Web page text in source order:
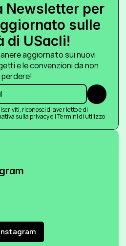
Newsletter per
sulle
di USacli!
aggiornato sui nuovi
e le convenzioni da non
perdere!
Submit
riconosci di aver letto e di
sulla privacy e i Termini di utilizzo